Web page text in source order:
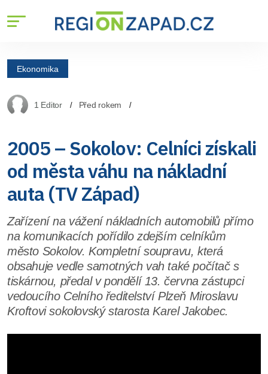
Ekonomika
1 Editor Před rokem
2005 – Sokolov: Celníci získali
od města váhu na nákladní
auta (TV Západ)
Zařízení na vážení nákladních automobilů přímo
na komunikacích pořídilo zdejším celníkům
město Sokolov. Kompletní soupravu, která
obsahuje vedle samotných vah také počítač s
tiskárnou, předal v pondělí 13. června zástupci
vedoucího Celního ředitelství Plzeň Miroslavu
Kroftovi sokolovský starosta Karel Jakobec.